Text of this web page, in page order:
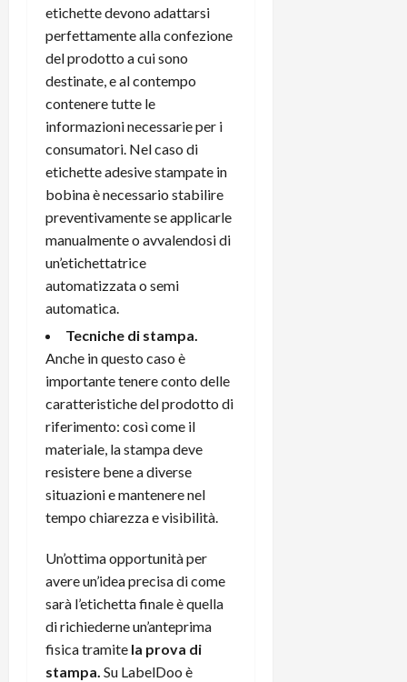
etichette devono adattarsi
perfettamente alla confezione
del prodotto a cui sono
destinate, e al contempo
contenere tutte le
informazioni necessarie per i
consumatori. Nel caso di
etichette adesive stampate in
bobina è necessario stabilire
preventivamente se applicarle
manualmente o avvalendosi di
un’etichettatrice
automatizzata o semi
automatica.
Tecniche di stampa.
Anche in questo caso è
importante tenere conto delle
caratteristiche del prodotto di
riferimento: così come il
materiale, la stampa deve
resistere bene a diverse
situazioni e mantenere nel
tempo chiarezza e visibilità.
Un’ottima opportunità per
avere un’idea precisa di come
sarà l’etichetta finale è quella
di richiederne un’anteprima
fisica tramite la prova di
stampa. Su LabelDoo è